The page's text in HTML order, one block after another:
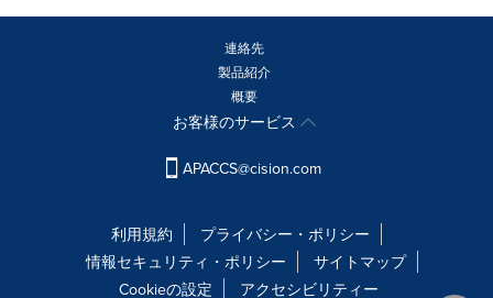
連絡先
製品紹介
概要
お客様のサービス
APACCS@cision.com
利用規約
プライバシー・ポリシー
情報セキュリティ・ポリシー
サイトマップ
Cookieの設定
アクセシビリティー